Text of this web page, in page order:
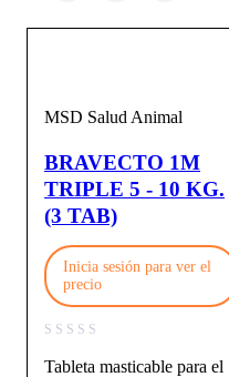
MSD Salud Animal
BRAVECTO 1M
TRIPLE 5 - 10 KG.
(3 TAB)
Inicia sesión para ver el
precio
Tableta masticable para el